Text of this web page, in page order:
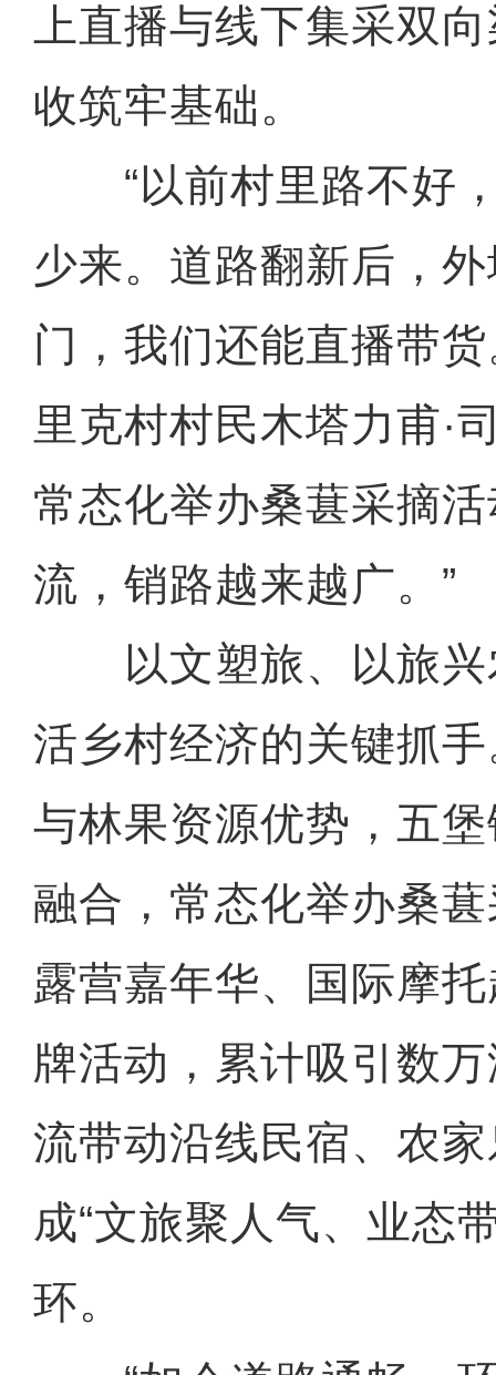
上直播与线下集采双
收筑牢基础。
“以前村里路不好，
少来。道路翻新后，
门，我们还能直播带
里克村村民木塔力甫·
常态化举办桑葚采摘
流，销路越来越广。”
以文塑旅、以旅兴
活乡村经济的关键抓
与林果资源优势，五
融合，常态化举办桑
露营嘉年华、国际摩
牌活动，累计吸引数
流带动沿线民宿、农
成“文旅聚人气、业态
环。